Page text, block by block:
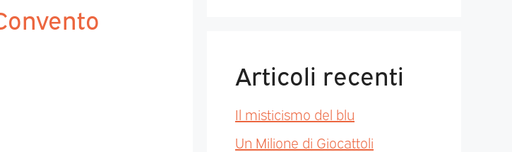
Articoli recenti
Il misticismo del blu
Un Milione di Giocattoli